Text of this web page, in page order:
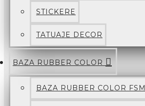
STICKERE
TATUAJE DECOR
BAZA RUBBER COLOR
BAZA RUBBER COLOR FSM